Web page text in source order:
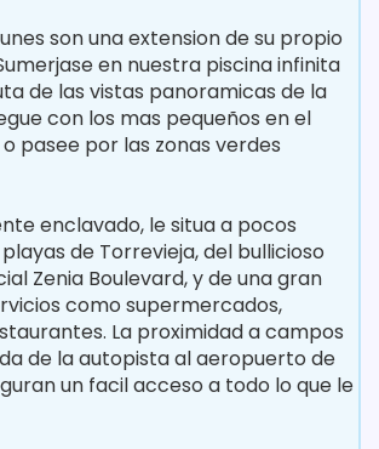
son una extension de su propio
en nuestra piscina infinita
de las vistas panoramicas de la
con los mas pequeños en el
pasee por las zonas verdes
enclavado, le situa a pocos
de Torrevieja, del bullicioso
Zenia Boulevard, y de una gran
como supermercados,
La proximidad a campos
de la autopista al aeropuerto de
un facil acceso a todo lo que le